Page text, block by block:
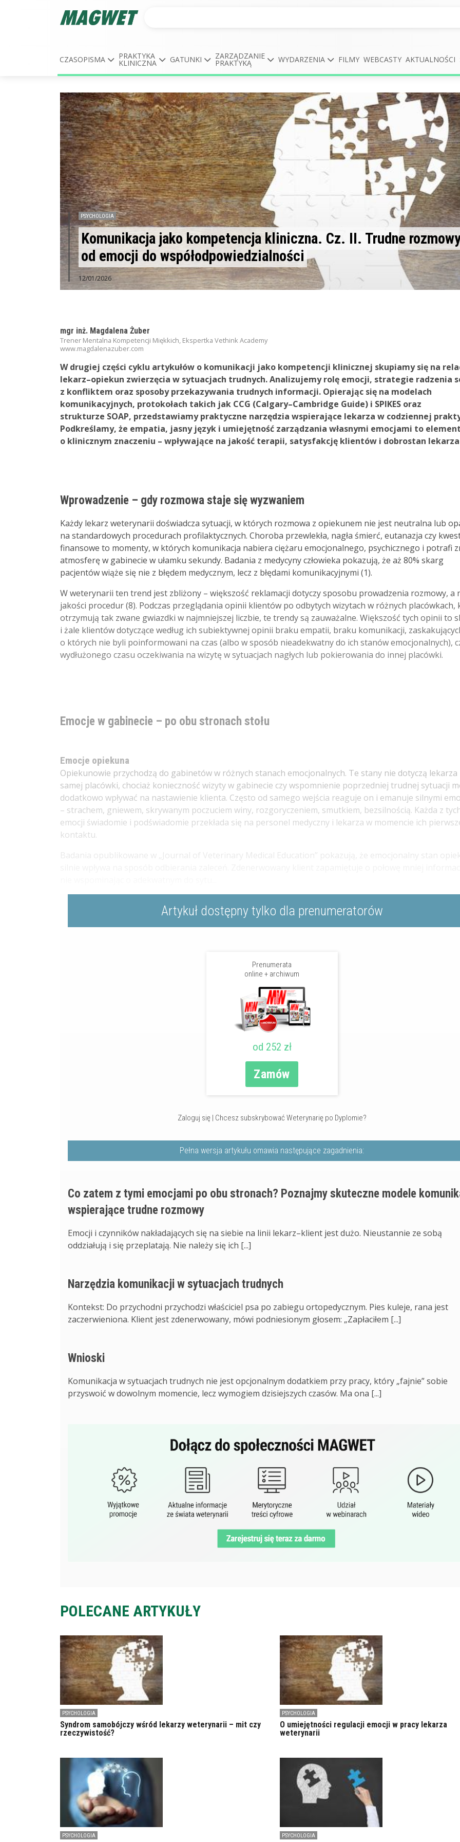
CZASOPISMA PRAKTYKA
KLINICZNA GATUNKI ZARZĄDZANIE
PRAKTYKĄ WYDARZENIA FILMY WEBCASTY AKTUALNOŚCI
PSYCHOLOGIA
Komunikacja jako kompetencja kliniczna. Cz. II. Trudne
od emocji do współodpowiedzialności
12/01/2026
mgr inż. Magdalena Żuber
Trener Mentalna Kompetencji Miękkich, Ekspertka Vethink Academy
www.magdalenazuber.com
W drugiej części cyklu artykułów o komunikacji jako kompetencji klinicznej skupiamy się na
lekarz–opiekun zwierzęcia w sytuacjach trudnych. Analizujemy rolę emocji, strategie radzenia
z konfliktem oraz sposoby przekazywania trudnych informacji. Opierając się na modelach
komunikacyjnych, protokołach takich jak CCG (Calgary–Cambridge Guide) i SPIKES oraz
strukturze SOAP, przedstawiamy praktyczne narzędzia wspierające lekarza w codziennej
Podkreślamy, że empatia, jasny język i umiejętność zarządzania własnymi emocjami to
o klinicznym znaczeniu – wpływające na jakość terapii, satysfakcję klientów i dobrostan
Wprowadzenie – gdy rozmowa staje się wyzwaniem
Każdy lekarz weterynarii doświadcza sytuacji, w których rozmowa z opiekunem nie jest neutralna lub
na standardowych procedurach profilaktycznych. Choroba przewlekła, nagła śmierć, eutanazja czy
finansowe to momenty, w których komunikacja nabiera ciężaru emocjonalnego, psychicznego i potrafi
atmosferę w gabinecie w ułamku sekundy. Badania z medycyny człowieka pokazują, że aż 80% skarg
pacjentów wiąże się nie z błędem medycznym, lecz z błędami komunikacyjnymi (1).
W weterynarii ten trend jest zbliżony – większość reklamacji dotyczy sposobu prowadzenia rozmowy, a
jakości procedur (8). Podczas przeglądania opinii klientów po odbytych wizytach w różnych placówkach,
otrzymują tak zwane gwiazdki w najmniejszej liczbie, te trendy są zauważalne. Większość tych opinii to
i żale klientów dotyczące według ich subiektywnej opinii braku empatii, braku komunikacji,
o których nie byli poinformowani na czas (albo w sposób nieadekwatny do ich stanów emocjonalnych),
wydłużonego czasu oczekiwania na wizytę w sytuacjach nagłych lub pokierowania do innej placówki.
Emocje w gabinecie – po obu stronach stołu
Emocje opiekuna
Opiekunowie przychodzą do gabinetów w różnych stanach emocjonalnych. Te stany nie dotyczą
samej placówki, chociaż konieczność wizyty w gabinecie czy wspomnienie poprzedniej trudnej sytuacji
dodatkowo wpływać na nastawienie klienta. Często od samego wejścia reaguje on i emanuje silnymi
– strachem, gniewem, skrywanym poczuciem winy, rozgoryczeniem, smutkiem, bezsilnością. Każda z
emocji świadomie i podświadomie przekłada się na personel medyczny i lekarza w momencie ich
kontaktu.
Badania opublikowane w „Journal of Veterinary Medical Education” pokazują, że emocjonalny stan
Artykuł dostępny tylko dla prenumeratorów
Prenumerata
online + archiwum
od 252 zł
Zamów
Zaloguj się| Chcesz subskrybować Weterynarię po Dyplomie?
Pełna wersja artykułu omawia następujące zagadnienia:
Co zatem z tymi emocjami po obu stronach? Poznajmy skuteczne modele
wspierające trudne rozmowy
Emocji i czynników nakładających się na siebie na linii lekarz–klient jest dużo. Nieustannie ze sobą
oddziałują i się przeplatają. Nie należy się ich [...]
Narzędzia komunikacji w sytuacjach trudnych
Kontekst: Do przychodni przychodzi właściciel psa po zabiegu ortopedycznym. Pies kuleje, rana jest
zaczerwieniona. Klient jest zdenerwowany, mówi podniesionym głosem: „Zapłaciłem [...]
Wnioski
Komunikacja w sytuacjach trudnych nie jest opcjonalnym dodatkiem przy pracy, który „fajnie” sobie
przyswoić w dowolnym momencie, lecz wymogiem dzisiejszych czasów. Ma ona [...]
POLECANE ARTYKUŁY
PSYCHOLOGIA
Syndrom samobójczy wśród lekarzy weterynarii – mit czy
rzeczywistość?
PSYCHOLOGIA
PSYCHOLOGIA
O umiejętności regulacji emocji w pracy lekarza
weterynarii
PSYCHOLOGIA